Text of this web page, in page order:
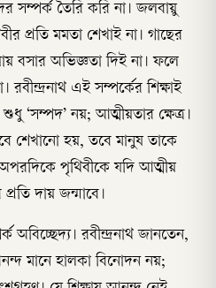
সম্পর্ক তৈরি করি না। জলবায়ু
প্রতি মমতা শেখাই না। গাছের
বসার অভিজ্ঞতা দিই না। ফলে
রবীন্দ্রনাথ এই সম্পর্কের শিক্ষাই
‘সম্পদ’ নয়; আত্মীয়তার ক্ষেত্র।
শেখানো হয়, তবে মানুষ তাকে
পৃথিবীকে যদি আত্মীয়
দায় জন্মাবে।
অবিচ্ছেদ্য। রবীন্দ্রনাথ জানতেন,
মানে হালকা বিনোদন নয়;